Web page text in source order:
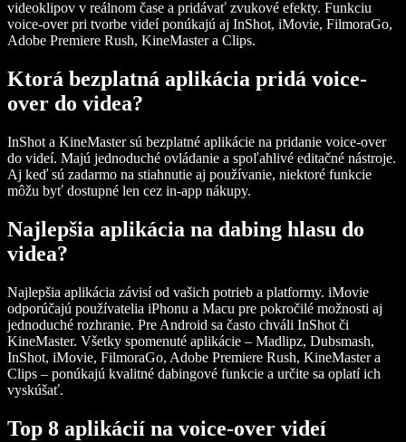
videoklipov v reálnom čase a pridávať zvukové efekty. Funkciu
voice-over pri tvorbe videí ponúkajú aj InShot, iMovie, FilmoraGo,
Adobe Premiere Rush, KineMaster a Clips.
Ktorá bezplatná aplikácia pridá voice-
over do videa?
InShot a KineMaster sú bezplatné aplikácie na pridanie voice-over
do videí. Majú jednoduché ovládanie a spoľahlivé editačné nástroje.
Aj keď sú zadarmo na stiahnutie aj používanie, niektoré funkcie
môžu byť dostupné len cez in-app nákupy.
Najlepšia aplikácia na dabing hlasu do
videa?
Najlepšia aplikácia závisí od vašich potrieb a platformy. iMovie
odporúčajú používatelia iPhonu a Macu pre pokročilé možnosti aj
jednoduché rozhranie. Pre Android sa často chváli InShot či
KineMaster. Všetky spomenuté aplikácie – Madlipz, Dubsmash,
InShot, iMovie, FilmoraGo, Adobe Premiere Rush, KineMaster a
Clips – ponúkajú kvalitné dabingové funkcie a určite sa oplatí ich
vyskúšať.
Top 8 aplikácií na voice-over videí